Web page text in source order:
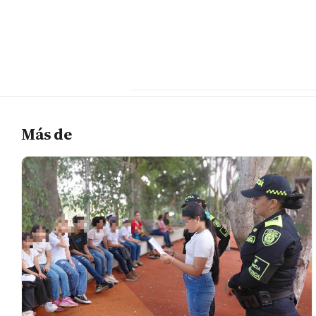
Más de